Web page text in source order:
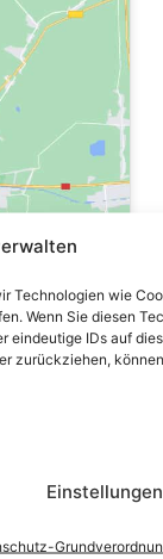
Technologien wie
Wenn Sie diesen
eindeutige IDs auf
zurückziehen,
und